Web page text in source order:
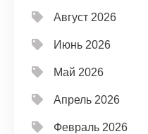
Август 2026
Июнь 2026
Май 2026
Апрель 2026
Февраль 2026